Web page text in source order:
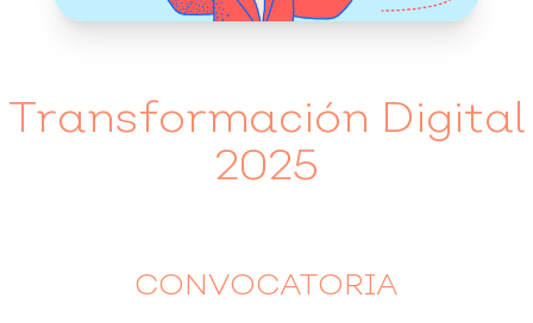
Transformación Digital
2025
CONVOCATORIA